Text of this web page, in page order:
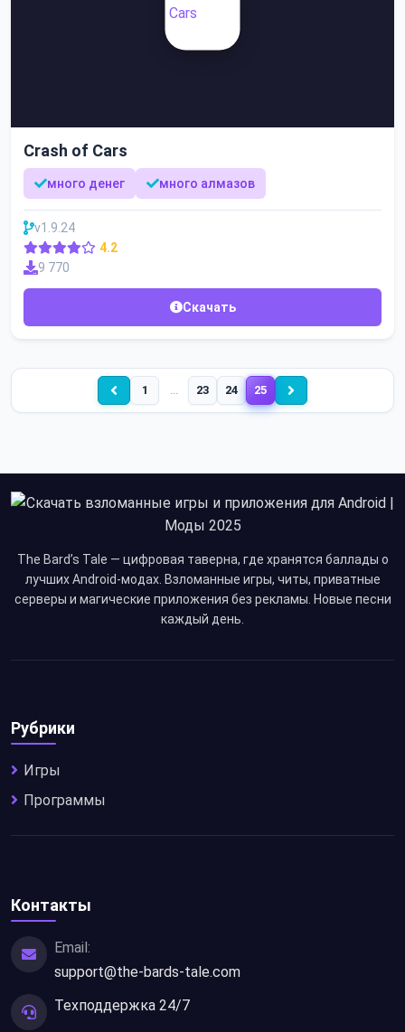
Crash of Cars
много денег много алмазов
v1.9.24
4.2
9 770
Скачать
1 … 23 24 25
The Bard’s Tale — цифровая таверна, где хранятся баллады о
лучших Android-модах. Взломанные игры, читы, приватные
серверы и магические приложения без рекламы. Новые песни
каждый день.
Рубрики
Игры
Программы
Контакты
Email:
support@the-bards-tale.com
Техподдержка 24/7